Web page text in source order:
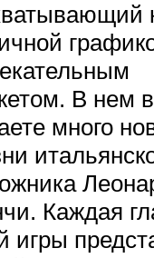
В нем
много
Каждая
игры